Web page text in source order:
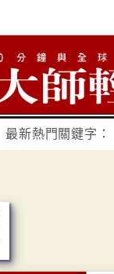
最新熱門關鍵字：